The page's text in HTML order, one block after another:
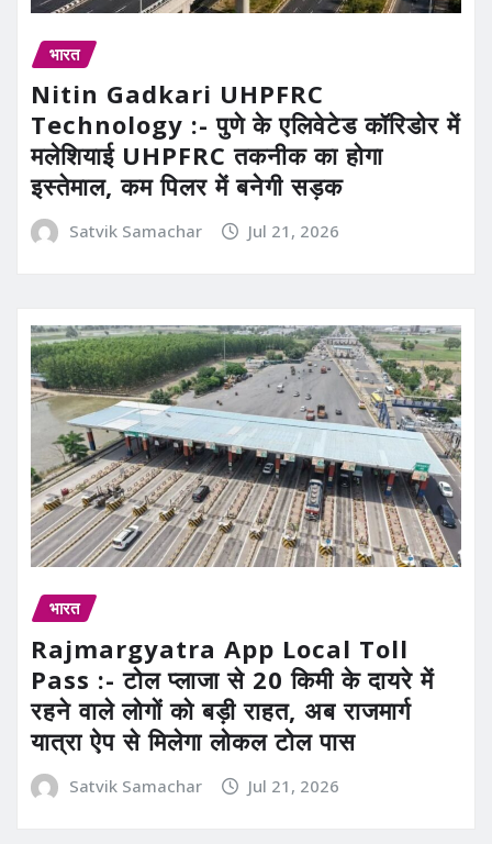
भारत
Nitin Gadkari UHPFRC
Technology :- पुणे के एलिवेटेड कॉरिडोर में
मलेशियाई UHPFRC तकनीक का होगा
इस्तेमाल, कम पिलर में बनेगी सड़क
Satvik Samachar Jul 21, 2026
भारत
Rajmargyatra App Local Toll
Pass :- टोल प्लाजा से 20 किमी के दायरे में
रहने वाले लोगों को बड़ी राहत, अब राजमार्ग
यात्रा ऐप से मिलेगा लोकल टोल पास
Satvik Samachar Jul 21, 2026